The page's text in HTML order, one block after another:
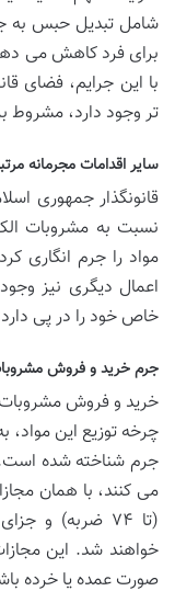
شامل تبدیل حبس به
برای فرد کاهش می
با این جرایم، فضای
تر وجود دارد، مشروط
سایر اقدامات مجرمانه
قانونگذار جمهوری
نسبت به مشروبات
مواد را جرم انگاری
اعمال دیگری نیز
خاص خود را در پی
جرم خرید و فروش
خرید و فروش مشروبات
جرم شناخته شده است.
می کنند، با همان
(تا ۷۴ ضربه) و
خواهند شد. این
صورت عمده یا خرده